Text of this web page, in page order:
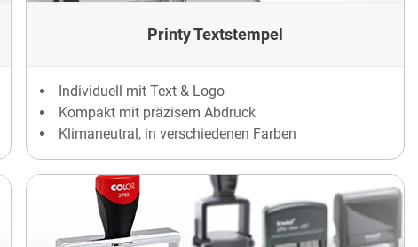
Printy Textstempel
Individuell mit Text & Logo
Kompakt mit präzisem Abdruck
Klimaneutral, in verschiedenen Farben